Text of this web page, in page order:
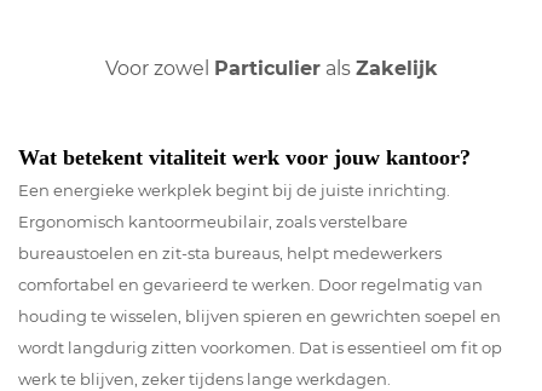
Voor zowel Particulierals Zakelijk
Wat betekent vitaliteit werk voor jouw kantoor?
Een energieke werkplek begint bij de juiste inrichting.
Ergonomisch kantoormeubilair, zoals verstelbare
bureaustoelen en zit-sta bureaus, helpt medewerkers
comfortabel en gevarieerd te werken. Door regelmatig van
houding te wisselen, blijven spieren en gewrichten soepel en
wordt langdurig zitten voorkomen. Dat is essentieel om fit op
werk te blijven, zeker tijdens lange werkdagen.